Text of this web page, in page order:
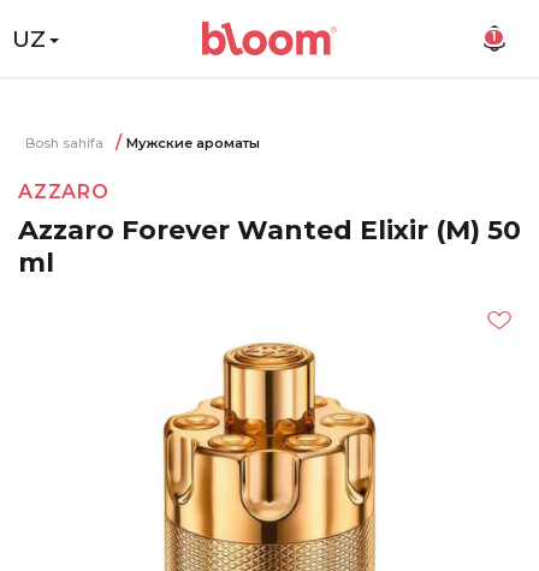
UZ 1
Bosh sahifa Мужские ароматы
AZZARO
Azzaro Forever Wanted Elixir (M) 50
ml